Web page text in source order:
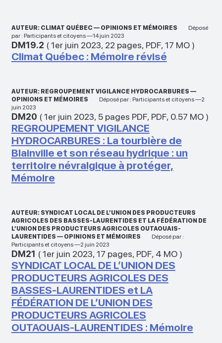
AUTEUR: CLIMAT QUÉBEC — OPINIONS ET MÉMOIRES
Déposé
par : Participants et citoyens —14 juin 2023
DM19.2 (1er juin 2023, 22 pages, PDF, 17 MO)
Climat Québec : Mémoire révisé
AUTEUR: REGROUPEMENT VIGILANCE HYDROCARBURES —
OPINIONS ET MÉMOIRES
Déposé par : Participants et citoyens —2
juin 2023
DM20 (1er juin 2023, 5 pages PDF, PDF, 0.57 MO)
REGROUPEMENT VIGILANCE
HYDROCARBURES : La tourbière de
Blainville et son réseau hydrique : un
territoire névralgique à protéger,
Mémoire
AUTEUR: SYNDICAT LOCAL DE L’UNION DES PRODUCTEURS
AGRICOLES DES BASSES-LAURENTIDES ET LA FÉDÉRATION DE
L’UNION DES PRODUCTEURS AGRICOLES OUTAOUAIS-
LAURENTIDES — OPINIONS ET MÉMOIRES
Déposé par :
Participants et citoyens —2 juin 2023
DM21 (1er juin 2023, 17 pages, PDF, 4 MO)
SYNDICAT LOCAL DE L’UNION DES
PRODUCTEURS AGRICOLES DES
BASSES-LAURENTIDES et LA
FÉDÉRATION DE L’UNION DES
PRODUCTEURS AGRICOLES
OUTAOUAIS-LAURENTIDES : Mémoire